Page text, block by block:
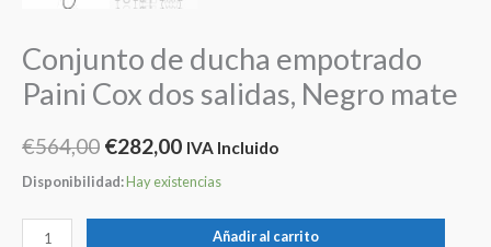
Conjunto de ducha empotrado
Paini Cox dos salidas, Negro mate
€564,00 €282,00 IVA Incluido
Disponibilidad:Hay existencias
Añadir al carrito